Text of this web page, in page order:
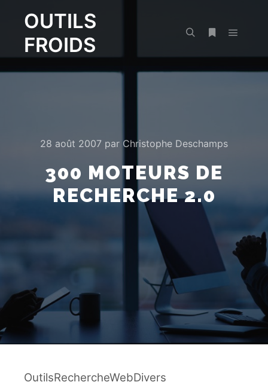
OUTILS
FROIDS
28 août 2007 par Christophe Deschamps
300 MOTEURS DE
RECHERCHE 2.0
OutilsRechercheWebDivers